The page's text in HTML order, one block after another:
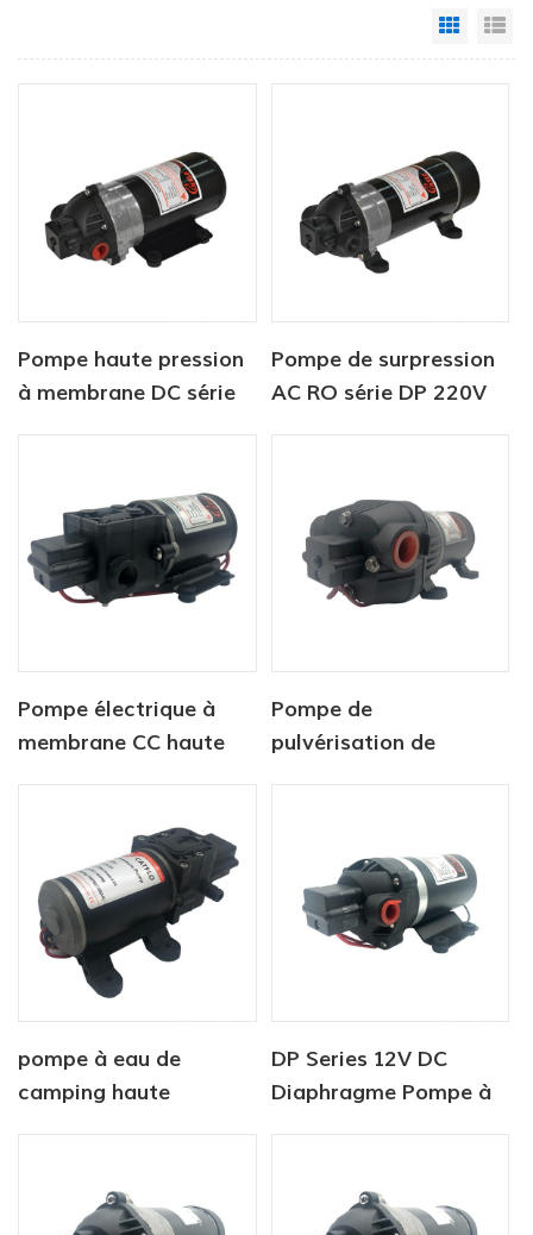
Grid
Pompe haute pression
à membrane DC série
Pompe de surpression
AC RO série DP 220V
Pompe électrique à
membrane CC haute
Pompe de
pulvérisation de
pompe à eau de
camping haute
DP Series 12V DC
Diaphragme Pompe à